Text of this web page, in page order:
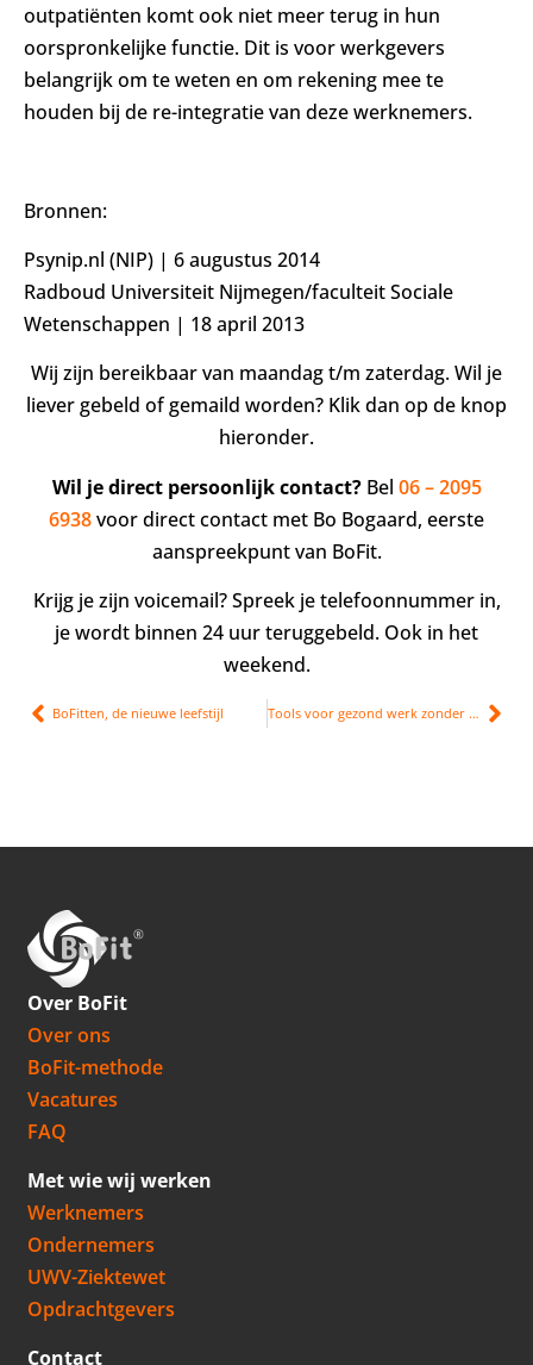
outpatiënten komt ook niet meer terug in hun
oorspronkelijke functie. Dit is voor werkgevers
belangrijk om te weten en om rekening mee te
houden bij de re-integratie van deze werknemers.
Bronnen:
Psynip.nl (NIP) | 6 augustus 2014
Radboud Universiteit Nijmegen/faculteit Sociale
Wetenschappen | 18 april 2013
Wij zijn bereikbaar van maandag t/m zaterdag. Wil je
liever gebeld of gemaild worden? Klik dan op de knop
hieronder.
Wil je direct persoonlijk contact?Bel 06 – 2095
6938voor direct contact met Bo Bogaard, eerste
aanspreekpunt van BoFit.
Krijg je zijn voicemail? Spreek je telefoonnummer in,
je wordt binnen 24 uur teruggebeld. Ook in het
weekend.
BoFitten, de nieuwe leefstijl Tools voor gezond werk zonder stress
Over BoFit
Over ons
BoFit-methode
Vacatures
FAQ
Met wie wij werken
Werknemers
Ondernemers
UWV-Ziektewet
Opdrachtgevers
Contact